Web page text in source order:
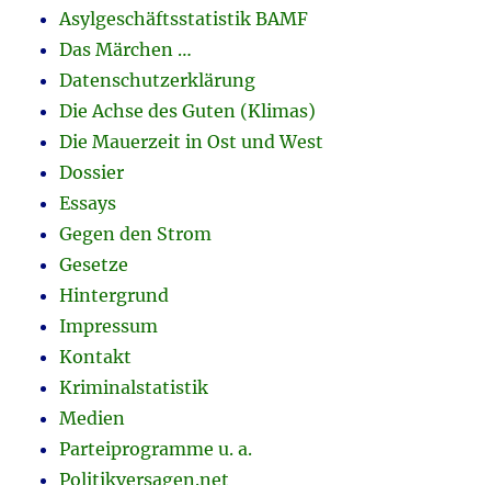
Asylgeschäftsstatistik BAMF
Das Märchen …
Datenschutzerklärung
Die Achse des Guten (Klimas)
Die Mauerzeit in Ost und West
Dossier
Essays
Gegen den Strom
Gesetze
Hintergrund
Impressum
Kontakt
Kriminalstatistik
Medien
Parteiprogramme u. a.
Politikversagen.net